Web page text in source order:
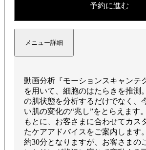
予約に進む
メニュー詳細
動画分析『モーションスキャンテ
を用いて、細胞のはたらきを推測
の肌状態を分析するだけでなく、
い肌の変化の“兆し”をとらえます
もとに、お客さまに合わせてカス
たケアアドバイスをご案内します
約30分となりますが、お客さまの